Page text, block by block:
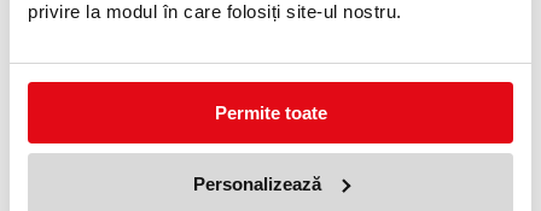
privire la modul în care folosiți site-ul nostru.
Permite toate
Personalizează
Dimensiune: 60 x 90 mm (tip card)
PRODUSE SIMILARE